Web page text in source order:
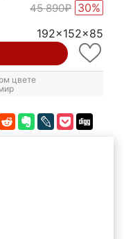
45 890₽ 30%
192x152x85
цвете